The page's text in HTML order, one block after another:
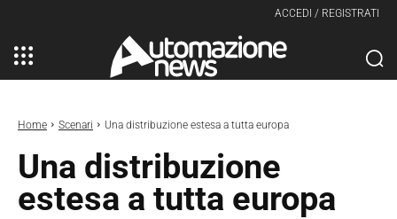
ACCEDI / REGISTRATI
Home Scenari Una distribuzione estesa a tutta europa
Una distribuzione
estesa a tutta europa